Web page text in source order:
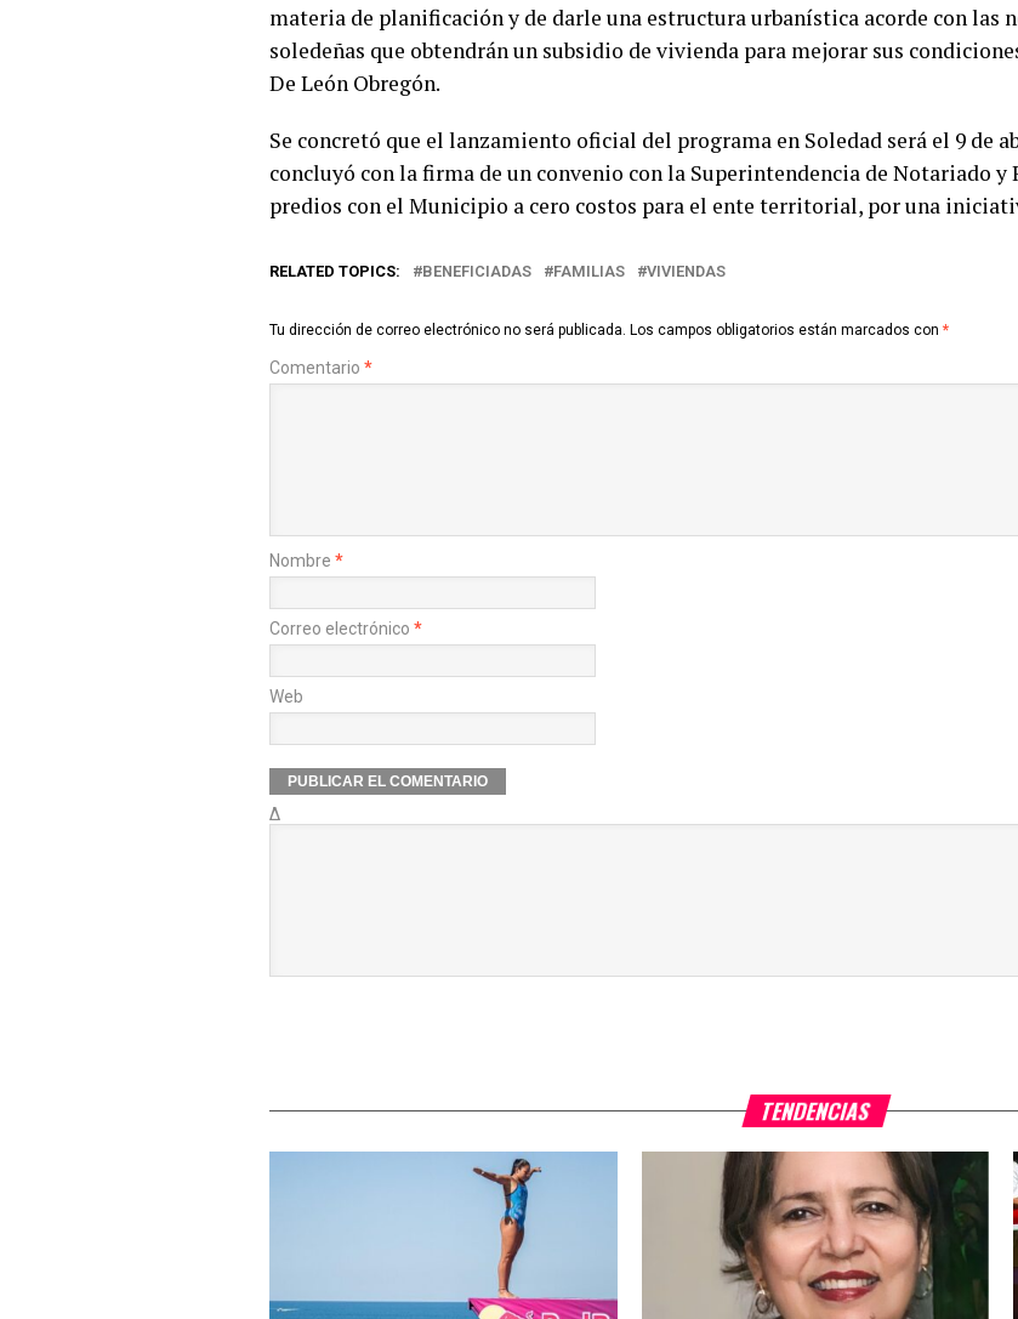
materia de planificación y de darle una estructura urbanística acorde con las
soledeñas que obtendrán un subsidio de vivienda para mejorar sus
De León Obregón.
Se concretó que el lanzamiento oficial del programa en Soledad será el 9 de
concluyó con la firma de un convenio con la Superintendencia de Notariado
predios con el Municipio a cero costos para el ente territorial, por una
RELATED TOPICS: BENEFICIADAS FAMILIAS VIVIENDAS
Tu dirección de correo electrónico no será publicada. Los campos obligatorios están marcados con *
Comentario *
Nombre *
Correo electrónico *
Web
Δ
TENDENCIAS